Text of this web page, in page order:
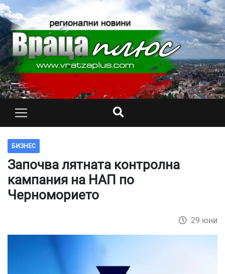
БИЗНЕС
Започва лятната контролна
кампания на НАП по
Черноморието
29 юни